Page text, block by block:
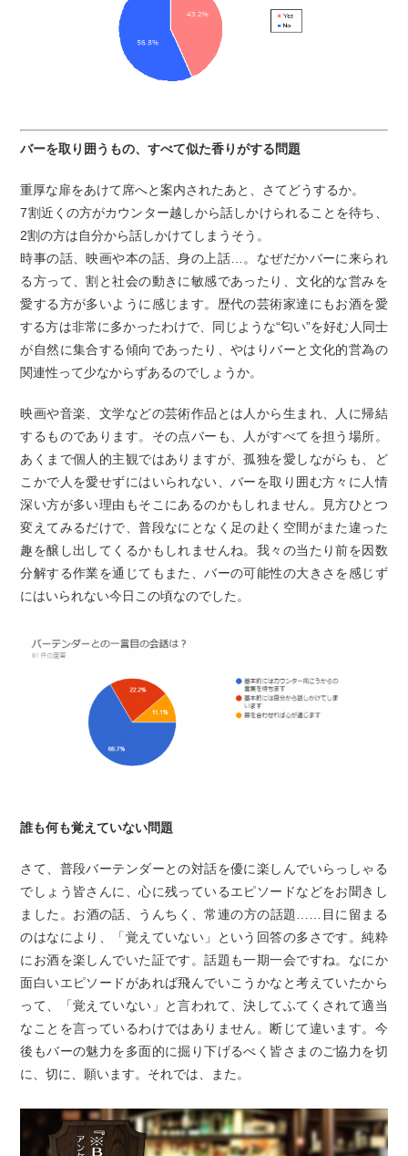
バーを取り囲うもの、すべて似た香りがする問題
重厚な扉をあけて席へと案内されたあと、さてどうするか。
7割近くの方がカウンター越しから話しかけられることを待ち、
2割の方は自分から話しかけてしまうそう。
時事の話、映画や本の話、身の上話…。なぜだかバーに来られ
る方って、割と社会の動きに敏感であったり、文化的な営みを
愛する方が多いように感じます。歴代の芸術家達にもお酒を愛
する方は非常に多かったわけで、同じような“匂い”を好む人同士
が自然に集合する傾向であったり、やはりバーと文化的営為の
関連性って少なからずあるのでしょうか。
映画や音楽、文学などの芸術作品とは人から生まれ、人に帰結
するものであります。その点バーも、人がすべてを担う場所。
あくまで個人的主観ではありますが、孤独を愛しながらも、ど
こかで人を愛せずにはいられない、バーを取り囲む方々に人情
深い方が多い理由もそこにあるのかもしれません。見方ひとつ
変えてみるだけで、普段なにとなく足の赴く空間がまた違った
趣を醸し出してくるかもしれませんね。我々の当たり前を因数
分解する作業を通じてもまた、バーの可能性の大きさを感じず
にはいられない今日この頃なのでした。
誰も何も覚えていない問題
さて、普段バーテンダーとの対話を優に楽しんでいらっしゃる
でしょう皆さんに、心に残っているエピソードなどをお聞きし
ました。お酒の話、うんちく、常連の方の話題……目に留まる
のはなにより、「覚えていない」という回答の多さです。純粋
にお酒を楽しんでいた証です。話題も一期一会ですね。なにか
面白いエピソードがあれば飛んでいこうかなと考えていたから
って、「覚えていない」と言われて、決してふてくされて適当
なことを言っているわけではありません。断じて違います。今
後もバーの魅力を多面的に掘り下げるべく皆さまのご協力を切
に、切に、願います。それでは、また。